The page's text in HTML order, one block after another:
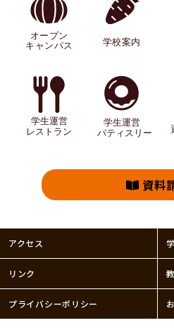
資料
アクセス
リンク
プライバシーポリシー